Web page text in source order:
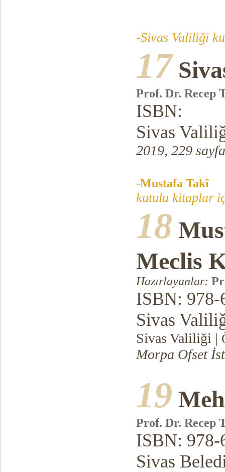
-Sivas Valiliği
17
Prof. Dr. Recep
ISBN:
Sivas
2019, 229 sayfa
-Mustafa Takî
kutulu kitaplar
18
Meclis
Hazırlayanlar:
ISBN: 978-
Sivas
Sivas Valiliği |
Morpa Ofset
19
Prof. Dr. Recep
ISBN: 978-
Sivas